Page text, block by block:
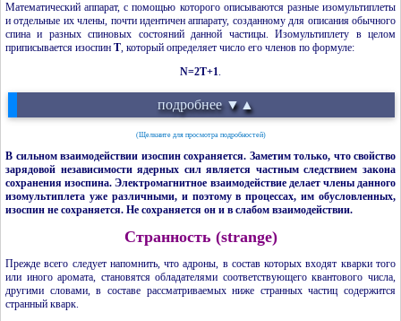
Математический аппарат, с помощью которого описываются разные изомультиплеты
и отдельные их члены, почти идентичен аппарату, созданному для описания обычного
спина и разных спиновых состояний данной частицы. Изомультиплету в целом
приписывается изоспин T, который определяет число его членов по формуле:
N=2T+1.
подробнее ▼▲
(Щелкните для просмотра подробностей)
В сильном взаимодействии изоспин сохраняется. Заметим только, что свойство
зарядовой независимости ядерных сил является частным следствием закона
сохранения изоспина. Электромагнитное взаимодействие делает члены данного
изомультиплета уже различными, и поэтому в процессах, им обусловленных,
изоспин не сохраняется. Не сохраняется он и в слабом взаимодействии.
Странность (strange)
Прежде всего следует напомнить, что адроны, в состав которых входят кваркитого
или иного аромата, становятся обладателями соответствующего квантового числа,
другими словами, в составе рассматриваемых ниже странных частиц содержится
странный кварк.